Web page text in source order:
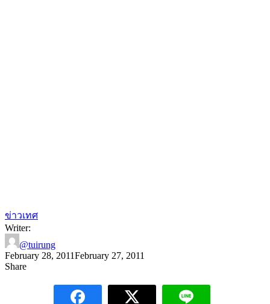
ข่าวเทศ
Writer:
@tuirung
February 28, 2011February 27, 2011
Share